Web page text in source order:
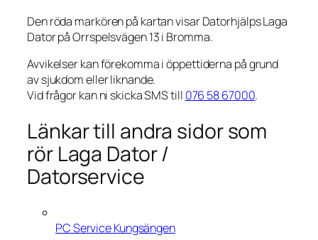
Den röda markören på kartan visar Datorhjälps Laga
Dator på Orrspelsvägen 13 i Bromma.
Avvikelser kan förekomma i öppettiderna på grund
av sjukdom eller liknande.
Vid frågor kan ni skicka SMS till 076 58 67000.
Länkar till andra sidor som
rör Laga Dator /
Datorservice
PC Service Kungsängen